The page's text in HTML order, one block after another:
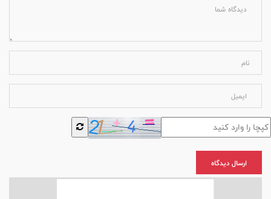
ارسال دیدگاه